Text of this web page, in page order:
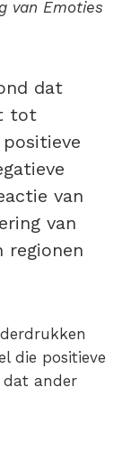
van Emoties
dat
tot
van
van
regionen
die positieve
dat ander